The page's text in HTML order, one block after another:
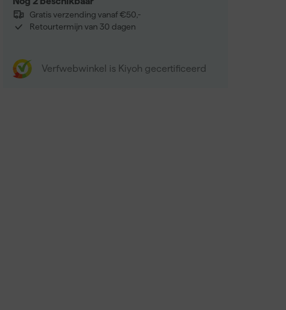
Gratis verzending vanaf €50,-
Retourtermijn van 30 dagen
Verfwebwinkel is Kiyoh gecertificeerd